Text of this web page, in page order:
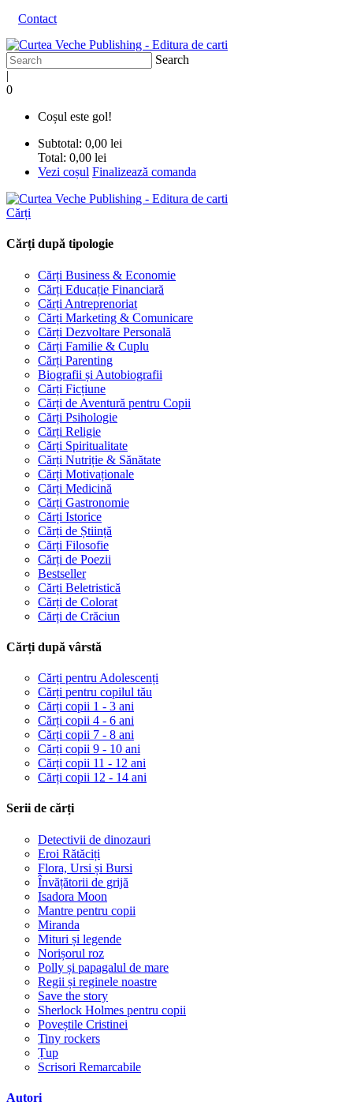
Contact
Search
|
0
Coșul este gol!
Subtotal: 0,00 lei
Total: 0,00 lei
Vezi coșul Finalizează comanda
Cărți
Cărți după tipologie
Cărți Business & Economie
Cărți Educație Financiară
Cărți Antreprenoriat
Cărți Marketing & Comunicare
Cărți Dezvoltare Personală
Cărți Familie & Cuplu
Cărți Parenting
Biografii și Autobiografii
Cărți Ficțiune
Cărți de Aventură pentru Copii
Cărți Psihologie
Cărți Religie
Cărți Spiritualitate
Cărți Nutriție & Sănătate
Cărți Motivaționale
Cărți Medicină
Cărți Gastronomie
Cărți Istorice
Cărți de Știință
Cărți Filosofie
Cărți de Poezii
Bestseller
Cărți Beletristică
Cărți de Colorat
Cărți de Crăciun
Cărți după vârstă
Cărți pentru Adolescenți
Cărți pentru copilul tău
Cărți copii 1 - 3 ani
Cărți copii 4 - 6 ani
Cărți copii 7 - 8 ani
Cărți copii 9 - 10 ani
Cărți copii 11 - 12 ani
Cărți copii 12 - 14 ani
Serii de cărți
Detectivii de dinozauri
Eroi Rătăciți
Flora, Ursi și Bursi
Învățătorii de grijă
Isadora Moon
Mantre pentru copii
Miranda
Mituri și legende
Norișorul roz
Polly și papagalul de mare
Regii și reginele noastre
Save the story
Sherlock Holmes pentru copii
Poveștile Cristinei
Tiny rockers
Țup
Scrisori Remarcabile
Autori